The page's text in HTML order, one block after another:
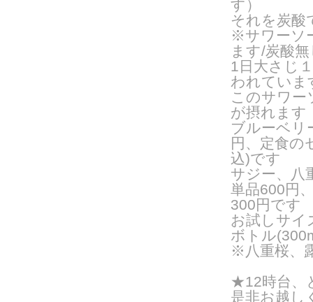
す）
それを炭酸
※サワーソ
ます/炭酸
1日大さじ
われていま
このサワー
が摂れます
ブルーベリ
円、定食の
込)です
サジー、八
単品600円
300円です
お試しサイ
ボトル
※八重桜、
★12時台、
是非お越し